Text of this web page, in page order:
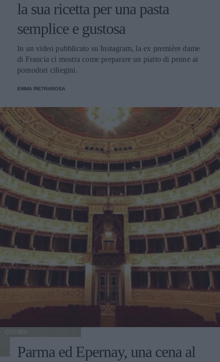
la sua ricetta per una pasta
semplice e gustosa
In un video pubblicato su Instagram, la ex première dame
di Francia ci mostra come preparare un piatto di penne ai
pomodori ciliegini.
EMMA PIETRAROSA
CUCINA
Parma ed Epernay, una cena al